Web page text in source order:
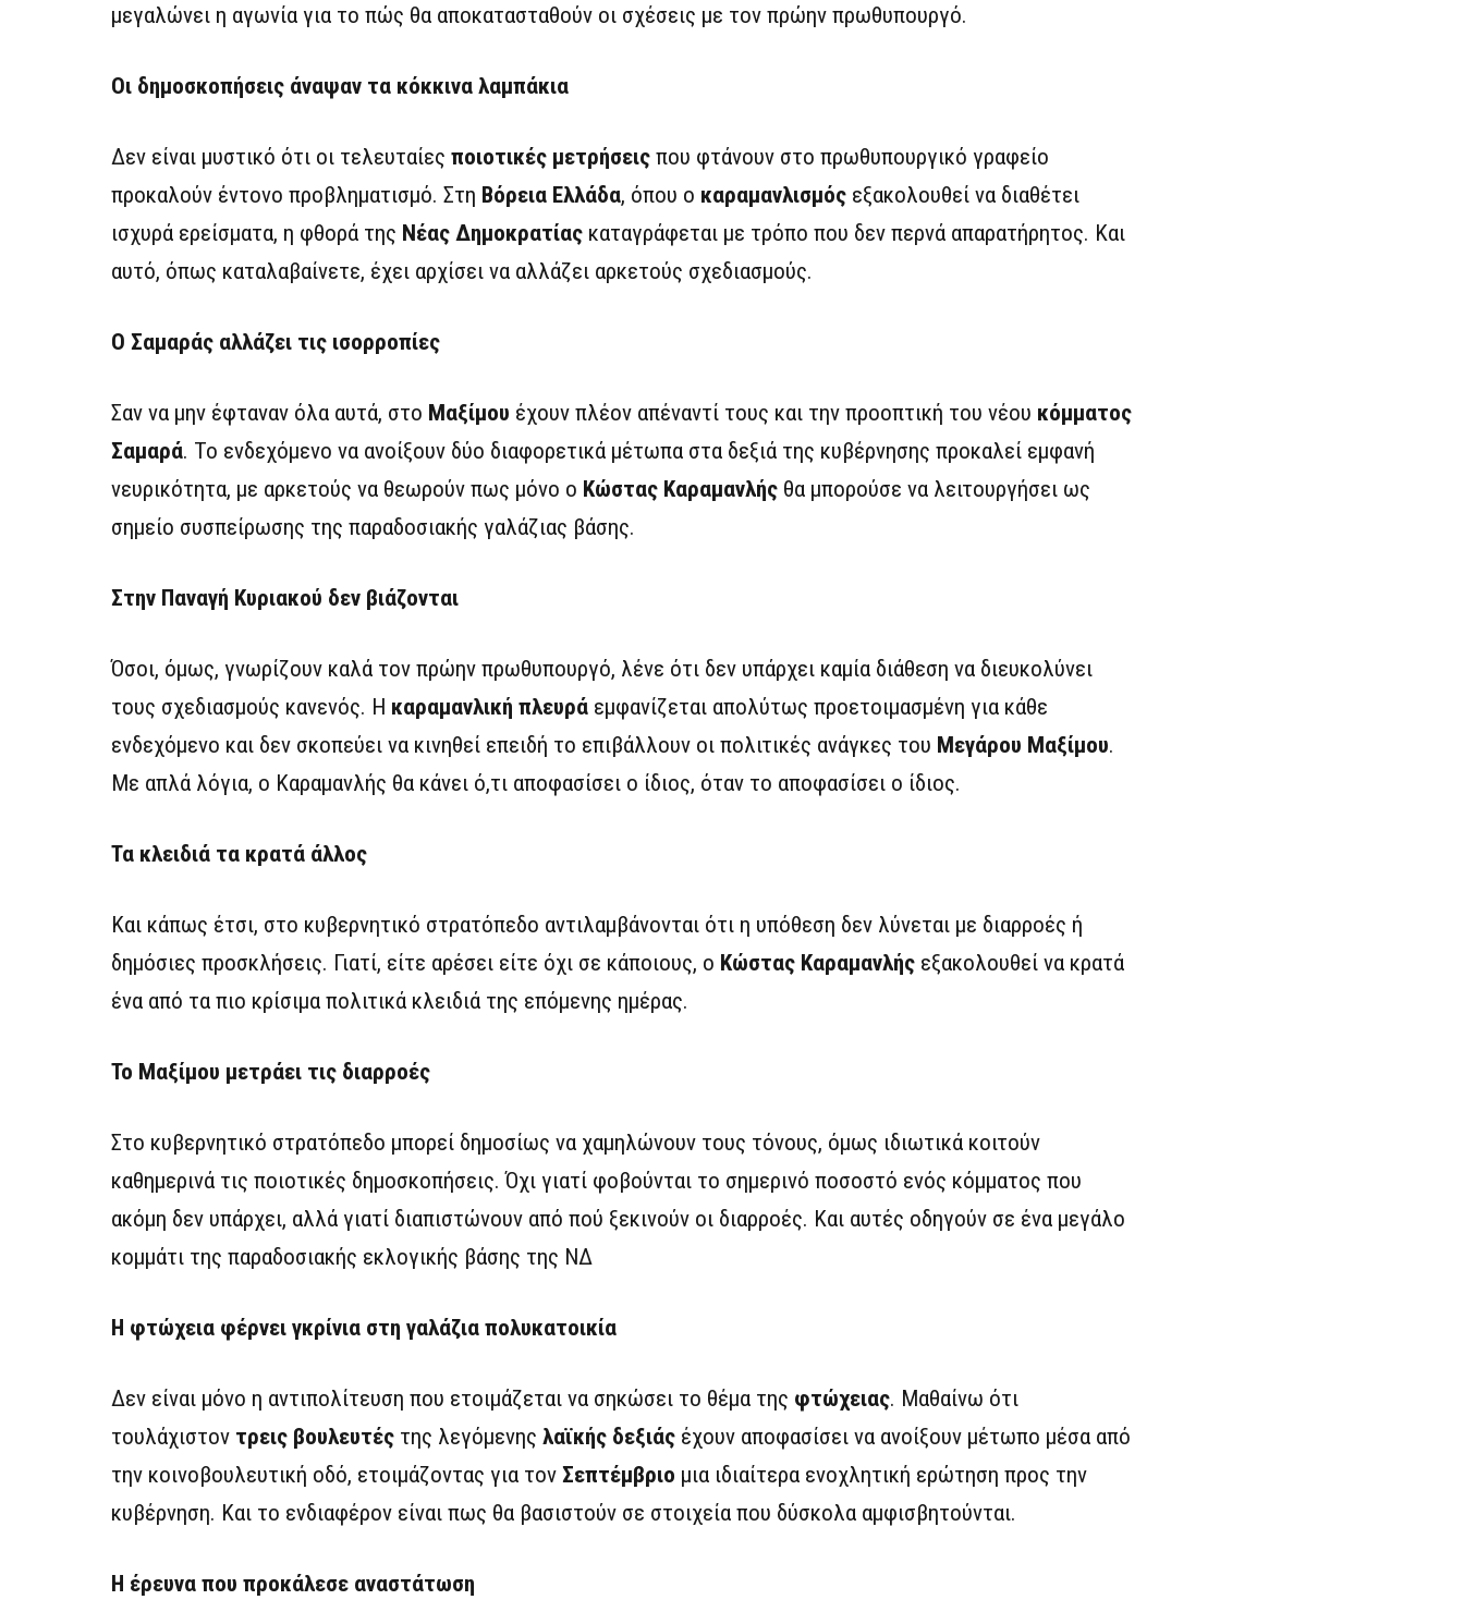
μεγαλώνει η αγωνία για το πώς θα αποκατασταθούν οι σχέσεις με τον πρώην πρωθυπουργό.
Οι δημοσκοπήσεις άναψαν τα κόκκινα λαμπάκια
Δεν είναι μυστικό ότι οι τελευταίες ποιοτικές μετρήσεις που φτάνουν στο πρωθυπουργικό γραφείο
προκαλούν έντονο προβληματισμό. Στη Βόρεια Ελλάδα, όπου ο καραμανλισμός εξακολουθεί να διαθέτει
ισχυρά ερείσματα, η φθορά της Νέας Δημοκρατίας καταγράφεται με τρόπο που δεν περνά απαρατήρητος. Και
αυτό, όπως καταλαβαίνετε, έχει αρχίσει να αλλάζει αρκετούς σχεδιασμούς.
Ο Σαμαράς αλλάζει τις ισορροπίες
Σαν να μην έφταναν όλα αυτά, στο Μαξίμου έχουν πλέον απέναντί τους και την προοπτική του νέου κόμματος
Σαμαρά. Το ενδεχόμενο να ανοίξουν δύο διαφορετικά μέτωπα στα δεξιά της κυβέρνησης προκαλεί εμφανή
νευρικότητα, με αρκετούς να θεωρούν πως μόνο ο Κώστας Καραμανλής θα μπορούσε να λειτουργήσει ως
σημείο συσπείρωσης της παραδοσιακής γαλάζιας βάσης.
Στην Παναγή Κυριακού δεν βιάζονται
Όσοι, όμως, γνωρίζουν καλά τον πρώην πρωθυπουργό, λένε ότι δεν υπάρχει καμία διάθεση να διευκολύνει
τους σχεδιασμούς κανενός. Η καραμανλική πλευρά εμφανίζεται απολύτως προετοιμασμένη για κάθε
ενδεχόμενο και δεν σκοπεύει να κινηθεί επειδή το επιβάλλουν οι πολιτικές ανάγκες του Μεγάρου Μαξίμου.
Με απλά λόγια, ο Καραμανλής θα κάνει ό,τι αποφασίσει ο ίδιος, όταν το αποφασίσει ο ίδιος.
Τα κλειδιά τα κρατά άλλος
Και κάπως έτσι, στο κυβερνητικό στρατόπεδο αντιλαμβάνονται ότι η υπόθεση δεν λύνεται με διαρροές ή
δημόσιες προσκλήσεις. Γιατί, είτε αρέσει είτε όχι σε κάποιους, ο Κώστας Καραμανλής εξακολουθεί να κρατά
ένα από τα πιο κρίσιμα πολιτικά κλειδιά της επόμενης ημέρας.
Το Μαξίμου μετράει τις διαρροές
Στο κυβερνητικό στρατόπεδο μπορεί δημοσίως να χαμηλώνουν τους τόνους, όμως ιδιωτικά κοιτούν
καθημερινά τις ποιοτικές δημοσκοπήσεις. Όχι γιατί φοβούνται το σημερινό ποσοστό ενός κόμματος που
ακόμη δεν υπάρχει, αλλά γιατί διαπιστώνουν από πού ξεκινούν οι διαρροές. Και αυτές οδηγούν σε ένα μεγάλο
κομμάτι της παραδοσιακής εκλογικής βάσης της ΝΔ
Η φτώχεια φέρνει γκρίνια στη γαλάζια πολυκατοικία
Δεν είναι μόνο η αντιπολίτευση που ετοιμάζεται να σηκώσει το θέμα της φτώχειας. Μαθαίνω ότι
τουλάχιστον τρεις βουλευτές της λεγόμενης λαϊκής δεξιάς έχουν αποφασίσει να ανοίξουν μέτωπο μέσα από
την κοινοβουλευτική οδό, ετοιμάζοντας για τον Σεπτέμβριο μια ιδιαίτερα ενοχλητική ερώτηση προς την
κυβέρνηση. Και το ενδιαφέρον είναι πως θα βασιστούν σε στοιχεία που δύσκολα αμφισβητούνται.
Η έρευνα που προκάλεσε αναστάτωση